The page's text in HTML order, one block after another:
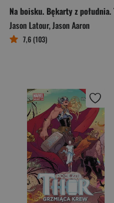
Jason Latour,Jason Aaron
7,6 (103)